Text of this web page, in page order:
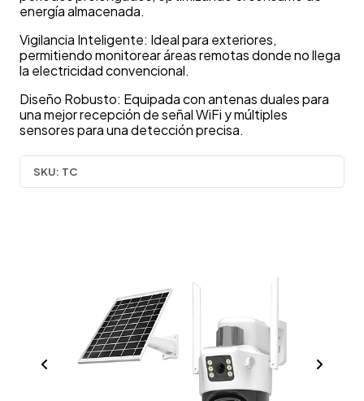
energía almacenada.
Vigilancia Inteligente: Ideal para exteriores,
permitiendo monitorear áreas remotas donde no llega
la electricidad convencional.
Diseño Robusto: Equipada con antenas duales para
una mejor recepción de señal WiFi y múltiples
sensores para una detección precisa.
SKU: TC